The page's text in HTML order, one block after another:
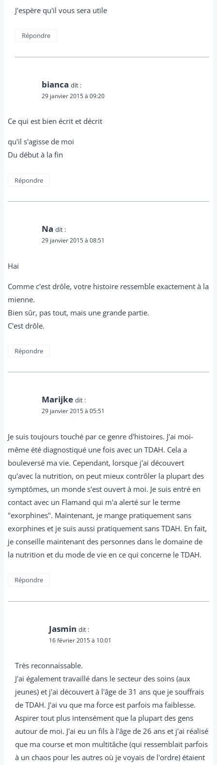
J'espère qu'il vous sera utile
Répondre
bianca dit :
29 janvier 2015 à 09:20
Ce qui est bien écrit et décrit
qu'il s'agisse de moi
Du début à la fin
Répondre
Na dit :
29 janvier 2015 à 08:51
Hai
Comme c'est drôle, votre histoire ressemble exactement à la
mienne.
Bien sûr, pas tout, mais une grande partie.
C'est drôle.
Répondre
Marijke dit :
29 janvier 2015 à 05:51
Je suis toujours touché par ce genre d'histoires. J'ai moi-
même été diagnostiqué une fois avec un TDAH. Cela a
bouleversé ma vie. Cependant, lorsque j'ai découvert
qu'avec la nutrition, on peut mieux contrôler la plupart des
symptômes, un monde s'est ouvert à moi. Je suis entré en
contact avec un Flamand qui m'a alerté sur le terme
"exorphines". Maintenant, je mange pratiquement sans
exorphines et je suis aussi pratiquement sans TDAH. En fait,
je conseille maintenant des personnes dans le domaine de
la nutrition et du mode de vie en ce qui concerne le TDAH.
Répondre
Jasmin dit :
16 février 2015 à 10:01
Très reconnaissable.
J'ai également travaillé dans le secteur des soins (aux
jeunes) et j'ai découvert à l'âge de 31 ans que je souffrais
de TDAH. J'ai vu que ma force est parfois ma faiblesse.
Aspirer tout plus intensément que la plupart des gens
autour de moi. J'ai eu un fils à l'âge de 26 ans et j'ai réalisé
que ma course et mon multitâche (qui ressemblait parfois
à un chaos pour les autres où je voyais de l'ordre) étaient